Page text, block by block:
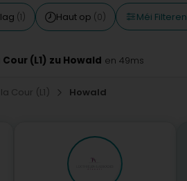
(1) Haut op (0) Méi Filteren
(L1) zu Howald en 49ms
Cour (L1) Howald